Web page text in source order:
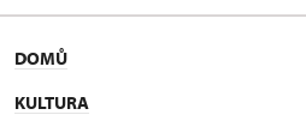
DOMŮ
KULTURA